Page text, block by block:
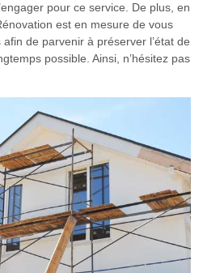
pour ce service. De plus, en
est en mesure de vous
de parvenir à préserver l’état de
possible. Ainsi, n’hésitez pas